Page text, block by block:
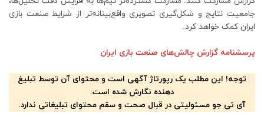
جامعیت نتایج و شکل‌گیری تصویری واقع‌بینانه‌تر از شرایط صنعت بازی
ایران کمک خواهد کرد.
پرسشنامه گزارش چالش‌های صنعت بازی ایران
توجه! این مطلب یک رپورتاژ آگهی است و محتوای آن توسط تبلیغ
دهنده نگارش شده است.
آی تی جو مسئولیتی در قبال صحت و سقم محتوای تبلیغاتی ندارد.